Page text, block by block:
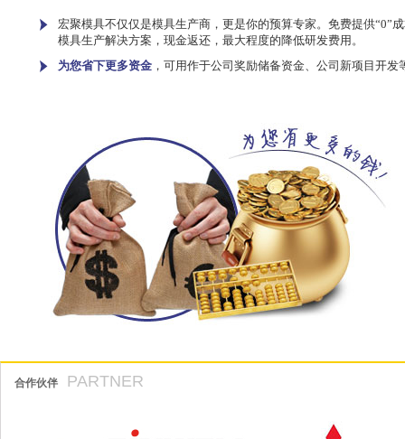
宏聚模具不仅仅是模具生产商，更是你的预算专家。免费提供“0”
模具生产解决方案，现金返还，最大程度的降低研发费用。
为您省下更多资金 ，可用作于公司奖励储备资金、公司新项目开发
合作伙伴 PARTNER